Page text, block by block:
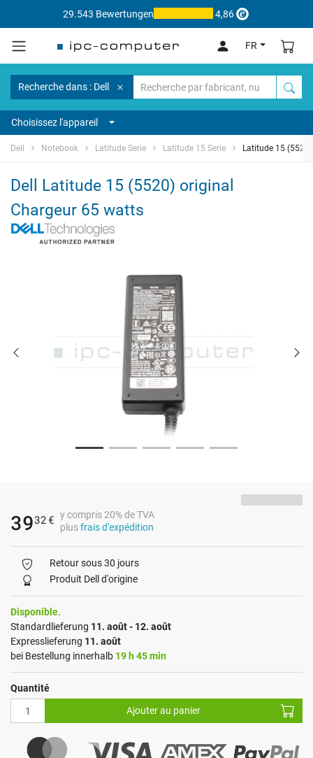
29.543 Bewertungen 4,86
FR
Recherche dans : Dell
Choisissez l'appareil
Dell Notebook Latitude Serie Latitude 15 Serie Latitude 15 (5520)
Dell Latitude 15 (5520) original
Chargeur 65 watts
3932 € y compris 20% de TVA
plusfrais d'expédition
Retour sous 30 jours
Produit Dell d'origine
Disponible.
Standardlieferung 11. août - 12. août
Expresslieferung 11. août
bei Bestellung innerhalb 19 h 45 min
Quantité
Ajouter au panier